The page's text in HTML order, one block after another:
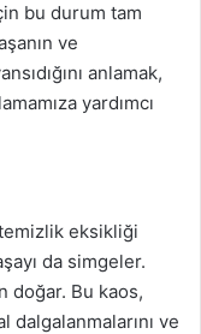
bu durum tam
ve
anlamak,
yardımcı
eksikliği
da simgeler.
doğar. Bu kaos,
dalgalanmalarını ve